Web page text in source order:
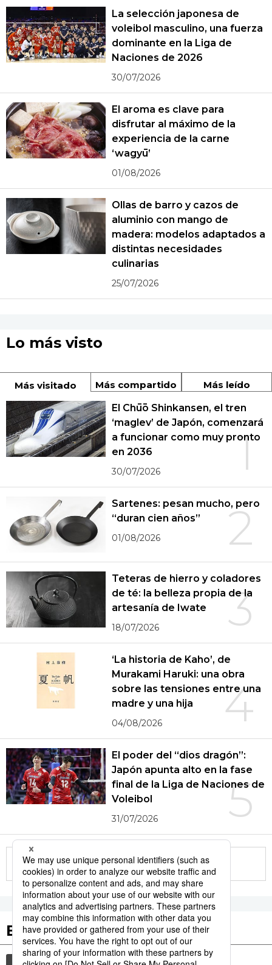
La selección japonesa de
voleibol masculino, una fuerza
dominante en la Liga de
Naciones de 2026
30/07/2026
El aroma es clave para
disfrutar al máximo de la
experiencia de la carne
‘wagyū’
01/08/2026
Ollas de barro y cazos de
aluminio con mango de
madera: modelos adaptados a
distintas necesidades
culinarias
25/07/2026
Lo más visto
Más visitado Más compartido Más leído
1
El Chūō Shinkansen, el tren
‘maglev’ de Japón, comenzará
a funcionar como muy pronto
en 2036
30/07/2026
2
Sartenes: pesan mucho, pero
“duran cien años”
01/08/2026
3
Teteras de hierro y coladores
de té: la belleza propia de la
artesanía de Iwate
18/07/2026
4
‘La historia de Kaho’, de
Murakami Haruki: una obra
sobre las tensiones entre una
madre y una hija
04/08/2026
5
El poder del “dios dragón”:
Japón apunta alto en la fase
final de la Liga de Naciones de
Voleibol
31/07/2026
More in this series
Etiquetas destacadas
cultura gastronomía vida comida